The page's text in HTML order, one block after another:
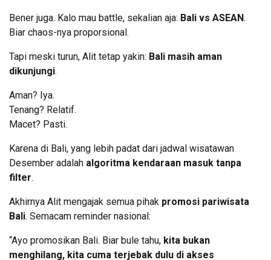
Bener juga. Kalo mau battle, sekalian aja: Bali vs ASEAN.
Biar chaos-nya proporsional.
Tapi meski turun, Alit tetap yakin: Bali masih aman
dikunjungi.
Aman? Iya.
Tenang? Relatif.
Macet? Pasti.
Karena di Bali, yang lebih padat dari jadwal wisatawan
Desember adalah algoritma kendaraan masuk tanpa
filter.
Akhirnya Alit mengajak semua pihak promosi pariwisata
Bali. Semacam reminder nasional:
“Ayo promosikan Bali. Biar bule tahu, kita bukan
menghilang, kita cuma terjebak dulu di akses